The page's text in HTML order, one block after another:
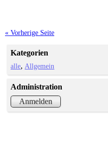
« Vorherige Seite
Kategorien
alle Allgemein
Administration
Anmelden